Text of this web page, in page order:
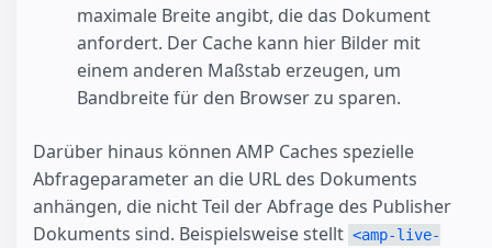
maximale Breite angibt, die das Dokument
anfordert. Der Cache kann hier Bilder mit
einem anderen Maßstab erzeugen, um
Bandbreite für den Browser zu sparen.
Darüber hinaus können AMP Caches spezielle
Abfrageparameter an die URL des Dokuments
anhängen, die nicht Teil der Abfrage des Publisher
Dokuments sind. Beispielsweise stellt <amp-live-